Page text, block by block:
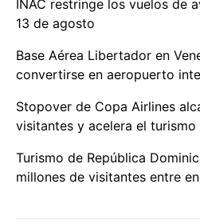
INAC restringe los vuelos de
13 de agosto
Base Aérea Libertador en
convertirse en aeropuerto
Stopover de Copa Airlines
visitantes y acelera el turismo
Turismo de República
millones de visitantes entre